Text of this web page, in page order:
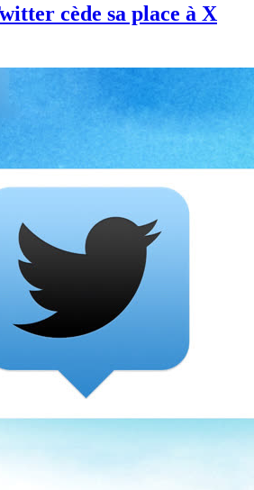
cède sa place à X